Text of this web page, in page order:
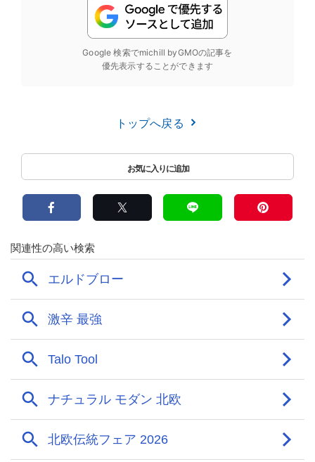
Google 検索でmichill byGMOの記事を
優先表示することができます
トップへ戻る